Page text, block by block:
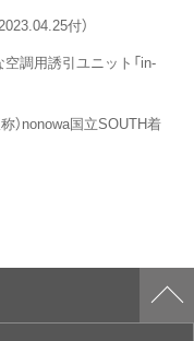
付）
調用誘引ユニット「in-
）nonowa国立SOUTH着